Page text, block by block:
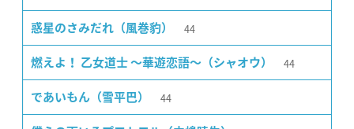
惑星のさみだれ（風巻豹） 44
燃えよ！ 乙女道士 〜華遊恋語〜（シャオウ） 44
であいもん（雪平巴） 44